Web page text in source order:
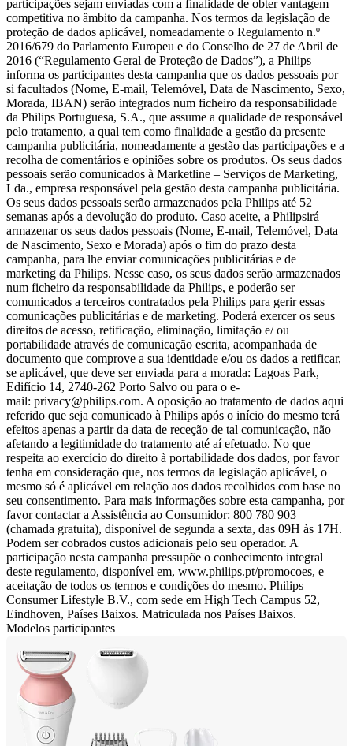
participações sejam enviadas com a finalidade de obter vantagem
competitiva no âmbito da campanha. Nos termos da legislação de
proteção de dados aplicável, nomeadamente o Regulamento n.º
2016/679 do Parlamento Europeu e do Conselho de 27 de Abril de
2016 (“Regulamento Geral de Proteção de Dados”), a Philips
informa os participantes desta campanha que os dados pessoais por
si facultados (Nome, E-mail, Telemóvel, Data de Nascimento, Sexo,
Morada, IBAN) serão integrados num ficheiro da responsabilidade
da Philips Portuguesa, S.A., que assume a qualidade de responsável
pelo tratamento, a qual tem como finalidade a gestão da presente
campanha publicitária, nomeadamente a gestão das participações e a
recolha de comentários e opiniões sobre os produtos. Os seus dados
pessoais serão comunicados à Marketline – Serviços de Marketing,
Lda., empresa responsável pela gestão desta campanha publicitária.
Os seus dados pessoais serão armazenados pela Philips até 52
semanas após a devolução do produto. Caso aceite, a Philipsirá
armazenar os seus dados pessoais (Nome, E-mail, Telemóvel, Data
de Nascimento, Sexo e Morada) após o fim do prazo desta
campanha, para lhe enviar comunicações publicitárias e de
marketing da Philips. Nesse caso, os seus dados serão armazenados
num ficheiro da responsabilidade da Philips, e poderão ser
comunicados a terceiros contratados pela Philips para gerir essas
comunicações publicitárias e de marketing. Poderá exercer os seus
direitos de acesso, retificação, eliminação, limitação e/ ou
portabilidade através de comunicação escrita, acompanhada de
documento que comprove a sua identidade e/ou os dados a retificar,
se aplicável, que deve ser enviada para a morada: Lagoas Park,
Edifício 14, 2740-262 Porto Salvo ou para o e-
mail: privacy@philips.com. A oposição ao tratamento de dados aqui
referido que seja comunicado à Philips após o início do mesmo terá
efeitos apenas a partir da data de receção de tal comunicação, não
afetando a legitimidade do tratamento até aí efetuado. No que
respeita ao exercício do direito à portabilidade dos dados, por favor
tenha em consideração que, nos termos da legislação aplicável, o
mesmo só é aplicável em relação aos dados recolhidos com base no
seu consentimento. Para mais informações sobre esta campanha, por
favor contactar a Assistência ao Consumidor: 800 780 903
(chamada gratuita), disponível de segunda a sexta, das 09H às 17H.
Podem ser cobrados custos adicionais pelo seu operador. A
participação nesta campanha pressupõe o conhecimento integral
deste regulamento, disponível em, www.philips.pt/promocoes, e
aceitação de todos os termos e condições do mesmo. Philips
Consumer Lifestyle B.V., com sede em High Tech Campus 52,
Eindhoven, Países Baixos. Matriculada nos Países Baixos.
Modelos participantes